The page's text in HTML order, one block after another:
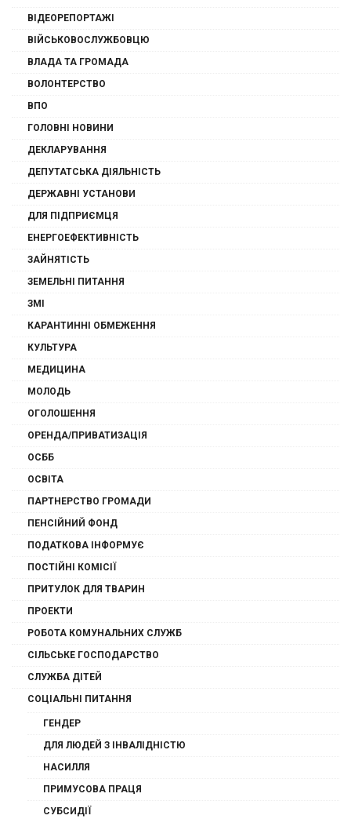
ВІДЕОРЕПОРТАЖІ
ВІЙСЬКОВОСЛУЖБОВЦЮ
ВЛАДА ТА ГРОМАДА
ВОЛОНТЕРСТВО
ВПО
ГОЛОВНІ НОВИНИ
ДЕКЛАРУВАННЯ
ДЕПУТАТСЬКА ДІЯЛЬНІСТЬ
ДЕРЖАВНІ УСТАНОВИ
ДЛЯ ПІДПРИЄМЦЯ
ЕНЕРГОЕФЕКТИВНІСТЬ
ЗАЙНЯТІСТЬ
ЗЕМЕЛЬНІ ПИТАННЯ
ЗМІ
КАРАНТИННІ ОБМЕЖЕННЯ
КУЛЬТУРА
МЕДИЦИНА
МОЛОДЬ
ОГОЛОШЕННЯ
ОРЕНДА/ПРИВАТИЗАЦІЯ
ОСББ
ОСВІТА
ПАРТНЕРСТВО ГРОМАДИ
ПЕНСІЙНИЙ ФОНД
ПОДАТКОВА ІНФОРМУЄ
ПОСТІЙНІ КОМІСІЇ
ПРИТУЛОК ДЛЯ ТВАРИН
ПРОЕКТИ
РОБОТА КОМУНАЛЬНИХ СЛУЖБ
СІЛЬСЬКЕ ГОСПОДАРСТВО
СЛУЖБА ДІТЕЙ
СОЦІАЛЬНІ ПИТАННЯ
ГЕНДЕР
ДЛЯ ЛЮДЕЙ З ІНВАЛІДНІСТЮ
НАСИЛЛЯ
ПРИМУСОВА ПРАЦЯ
СУБСИДІЇ